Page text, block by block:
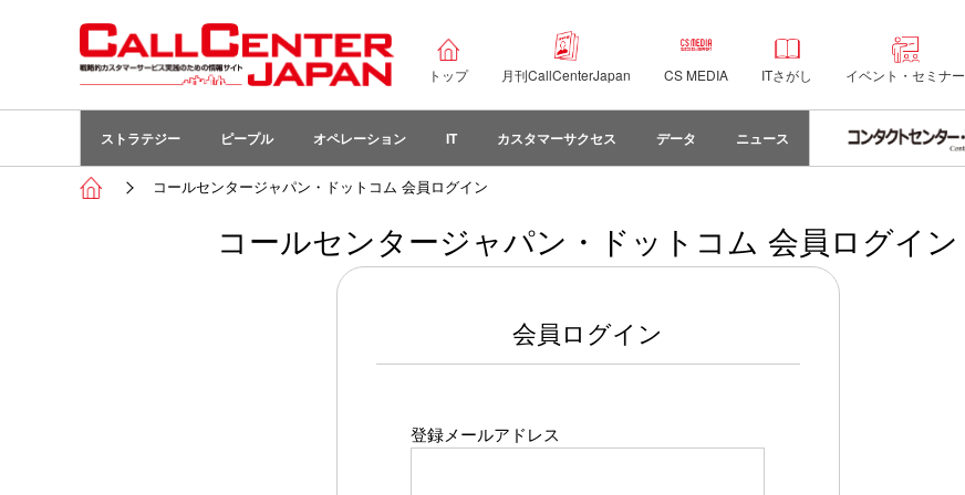
トップ 月刊CallCenterJapan CS MEDIA ITさがし イベント・セミナー
ストラテジー ピープル オペレーション IT カスタマーサクセス データ ニュース
コールセンタージャパン・ドットコム 会員ログイン
コールセンタージャパン・ドットコム 会員ログイン
会員ログイン
登録メールアドレス